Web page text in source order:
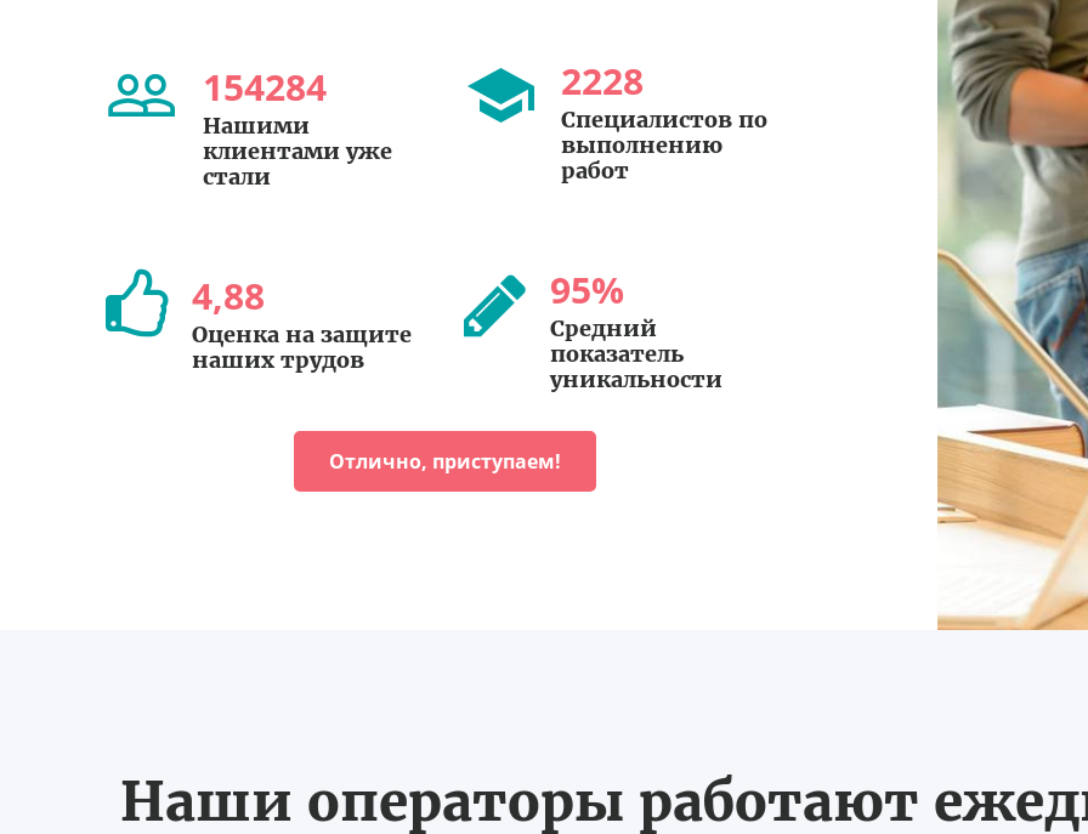
154284
Нашими
клиентами уже
стали
2228
Специалистов по
выполнению
работ
4,88
Оценка на защите
наших трудов
95%
Средний
показатель
уникальности
Отлично, приступаем!
Наши операторы работают